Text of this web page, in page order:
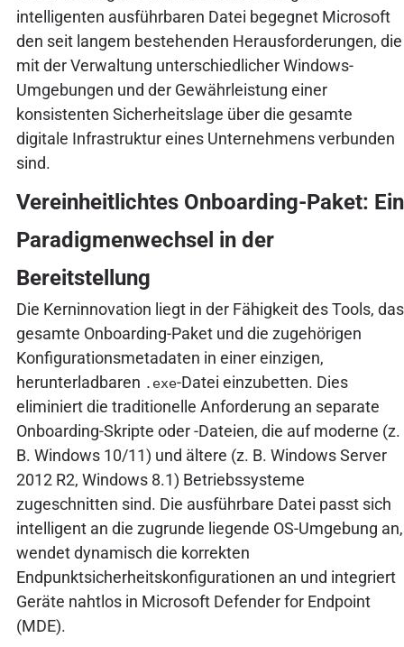
intelligenten ausführbaren Datei begegnet Microsoft
den seit langem bestehenden Herausforderungen, die
mit der Verwaltung unterschiedlicher Windows-
Umgebungen und der Gewährleistung einer
konsistenten Sicherheitslage über die gesamte
digitale Infrastruktur eines Unternehmens verbunden
sind.
Vereinheitlichtes Onboarding-Paket: Ein
Paradigmenwechsel in der
Bereitstellung
Die Kerninnovation liegt in der Fähigkeit des Tools, das
gesamte Onboarding-Paket und die zugehörigen
Konfigurationsmetadaten in einer einzigen,
herunterladbaren .exe-Datei einzubetten. Dies
eliminiert die traditionelle Anforderung an separate
Onboarding-Skripte oder -Dateien, die auf moderne (z.
B. Windows 10/11) und ältere (z. B. Windows Server
2012 R2, Windows 8.1) Betriebssysteme
zugeschnitten sind. Die ausführbare Datei passt sich
intelligent an die zugrunde liegende OS-Umgebung an,
wendet dynamisch die korrekten
Endpunktsicherheitskonfigurationen an und integriert
Geräte nahtlos in Microsoft Defender for Endpoint
(MDE).